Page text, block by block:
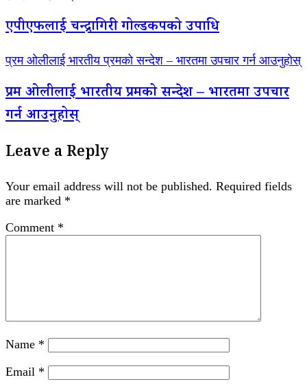
एपीएफलाई चन्द्रागिरी गोल्डकपको उपाधि
प्रम ओलीलाई भारतीय प्रमको सन्देश – भारतमा उपचार गर्न आउनुहोस्
प्रम ओलीलाई भारतीय प्रमको सन्देश – भारतमा उपचार
गर्न आउनुहोस्
Leave a Reply
Your email address will not be published. Required fields
are marked *
Comment *
Name *
Email *